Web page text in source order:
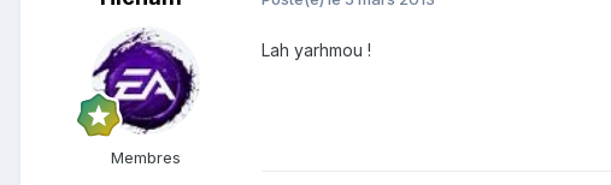
Membres
Lah yarhmou !